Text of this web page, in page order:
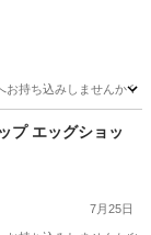
ち込みしませんか？
プ エッグショッ
7月25日